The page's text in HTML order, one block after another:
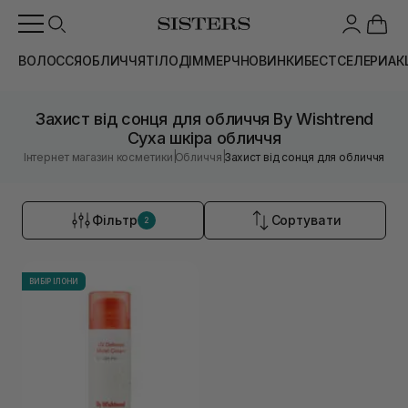
ВОЛОССЯОБЛИЧЧЯТІЛОДІММЕРЧНОВИНКИБЕСТСЕЛЕРИ
Захист від сонця для обличчя By Wishtrend
Суха шкіра обличчя
Інтернет магазин косметики |Обличчя |Захист від сонця для обличчя
Фільтр 2 Сортувати
ВИБІР ІЛОНИ